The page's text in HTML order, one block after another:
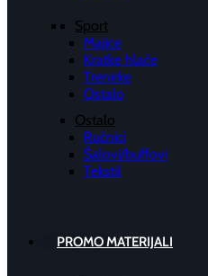
Sport
Majice
Kratke hlače
Trenirke
Ostalo
Ostalo
Ručnici
Šalovi/buffovi
Tekstil
PROMO MATERIJALI